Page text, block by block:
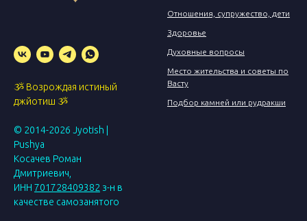
ૐ Возрождая истиный
джйотиш ૐ
© 2014-2026 Jyotish |
Pushya
Косачев Роман
Дмитриевич,
ИНН 701728409382 з-н в
качестве самозанятого
Отношения, супружество, дети
Здоровье
Духовные вопросы
Место жительства и советы по
Васту
Подбор камней или рудракши